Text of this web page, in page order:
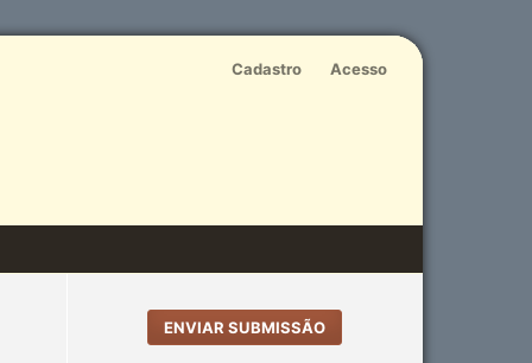
Cadastro Acesso
ENVIAR SUBMISSÃO